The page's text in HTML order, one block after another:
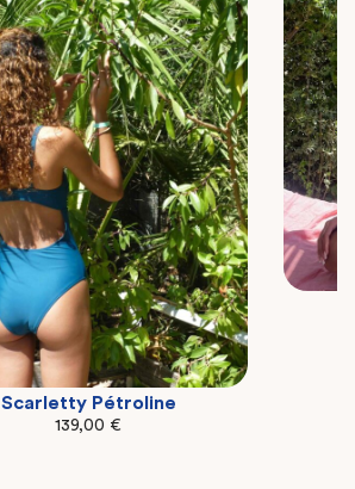
S M L
Scarletty Pétroline
139,00 €